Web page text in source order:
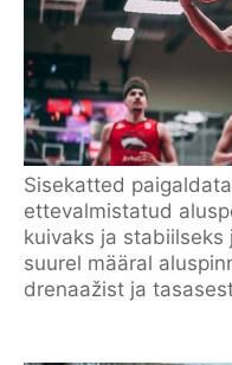
Sisekatted
ettevalmistatud
kuivaks ja stabiilseks
suurel määral
drenaažist ja